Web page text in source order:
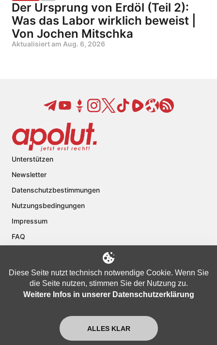
Der Ursprung von Erdöl (Teil 2):
Was das Labor wirklich beweist |
Von Jochen Mitschka
Aktualisiert am Aug. 6, 2026
Unterstützen
Newsletter
Datenschutzbestimmungen
Nutzungsbedingungen
Impressum
FAQ
Copyright © 2024 apolut | Jetzt erst recht!. Published apolut Creatives
Diese Seite nutzt technisch notwendige Cookie. Wenn Sie
die Seite nutzen, stimmen Sie der Nutzung zu.
Weitere Infos in unserer Datenschutzerklärung
ALLES KLAR